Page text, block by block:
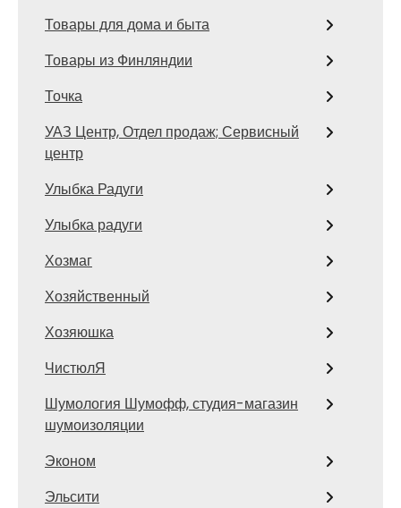
Товары для дома и быта
Товары из Финляндии
Точка
УАЗ Центр, Отдел продаж; Сервисный
центр
Улыбка Радуги
Улыбка радуги
Хозмаг
Хозяйственный
Хозяюшка
ЧистюлЯ
Шумология Шумофф, студия-магазин
шумоизоляции
Эконом
Эльсити